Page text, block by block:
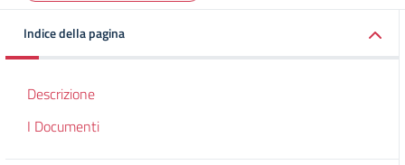
Indice della pagina
Descrizione
I Documenti